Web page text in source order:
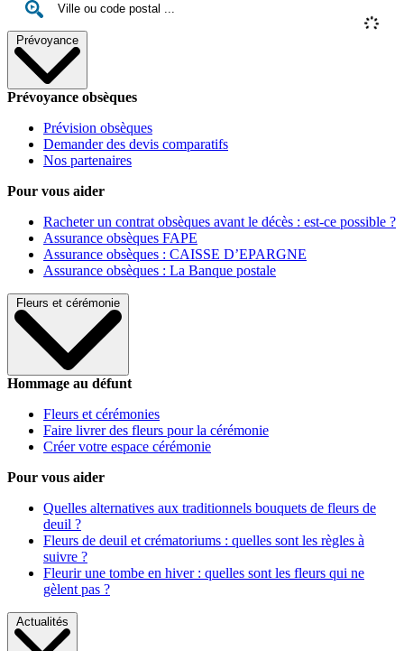
Prévoyance
Prévoyance obsèques
Prévision obsèques
Demander des devis comparatifs
Nos partenaires
Pour vous aider
Racheter un contrat obsèques avant le décès : est-ce possible ?
Assurance obsèques FAPE
Assurance obsèques : CAISSE D’EPARGNE
Assurance obsèques : La Banque postale
Fleurs et cérémonie
Hommage au défunt
Fleurs et cérémonies
Faire livrer des fleurs pour la cérémonie
Créer votre espace cérémonie
Pour vous aider
Quelles alternatives aux traditionnels bouquets de fleurs de
deuil ?
Fleurs de deuil et crématoriums : quelles sont les règles à
suivre ?
Fleurir une tombe en hiver : quelles sont les fleurs qui ne
gèlent pas ?
Actualités